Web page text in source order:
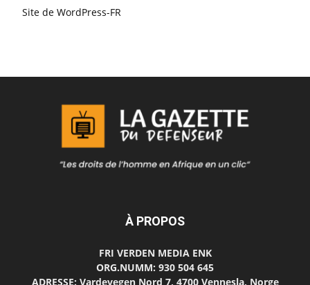
Site de WordPress-FR
À PROPOS
FRI VERDEN MEDIA ENK
ORG.NUMM: 930 504 645
ADRESSE: Vardevegen Nord 7, 4700 Vennesla, Norge